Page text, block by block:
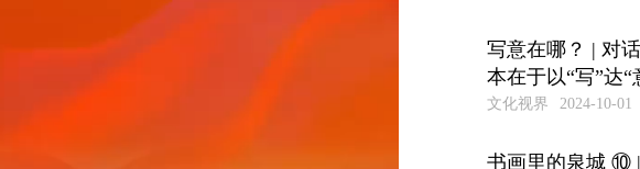
写意在哪？ | 对
本在于以“写”达“
文化视界 2024-10-01
书画里的泉城 ⑩